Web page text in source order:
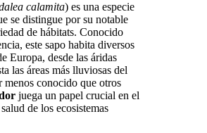
calamita) es una especie
se distingue por su notable
de hábitats. Conocido
este sapo habita diversos
Europa, desde las áridas
las áreas más lluviosas del
menos conocido que otros
juega un papel crucial en el
de los ecosistemas